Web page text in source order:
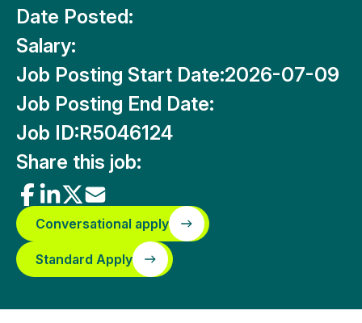
Date Posted:
Salary:
Job Posting Start Date:2026-07-09
Job Posting End Date:
Job ID:R5046124
Share this job:
Conversational apply
Standard Apply